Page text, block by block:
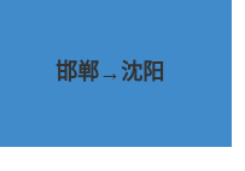
临以下风险和损失：
邯郸→沈阳